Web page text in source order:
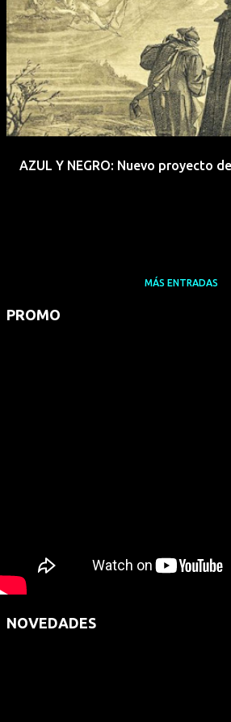
AZUL Y NEGRO: Nuevo proyecto
MÁS ENTRADAS
PROMO
NOVEDADES